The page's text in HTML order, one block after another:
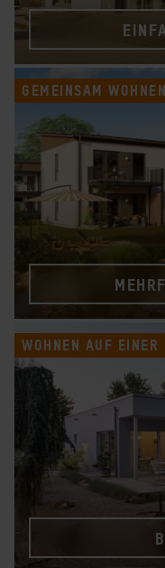
GEMEINSAM
WOHNEN AUF EINER